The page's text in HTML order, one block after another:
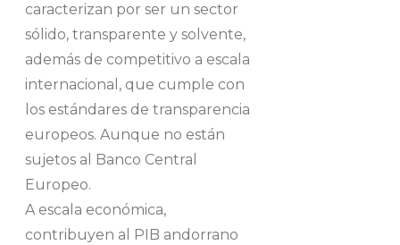
caracterizan por ser un sector
sólido, transparente y solvente,
además de competitivo a escala
internacional, que cumple con
los estándares de transparencia
europeos. Aunque no están
sujetos al Banco Central
Europeo.
A escala económica,
contribuyen al PIB andorrano